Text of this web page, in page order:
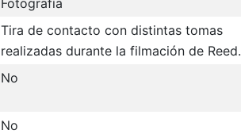
Fotografía
Tira de contacto con distintas tomas
realizadas durante la filmación de Reed.
No
No